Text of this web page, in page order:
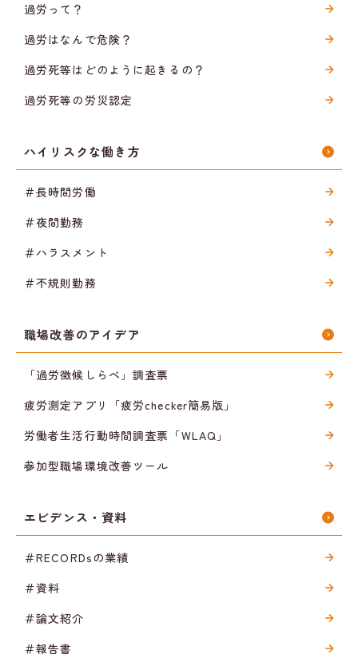
過労って？
過労はなんで危険？
過労死等はどのように起きるの？
過労死等の労災認定
ハイリスクな働き方
＃長時間労働
＃夜間勤務
＃ハラスメント
＃不規則勤務
職場改善のアイデア
「過労徴候しらべ」調査票
疲労測定アプリ「疲労checker簡易版」
労働者生活行動時間調査票「WLAQ」
参加型職場環境改善ツール
エビデンス・資料
＃RECORDsの業績
＃資料
＃論文紹介
＃報告書